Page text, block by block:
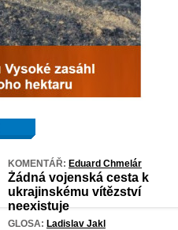
KOMENTÁŘ: Eduard Chmelár
Žádná vojenská cesta k
ukrajinskému vítězství
neexistuje
GLOSA: Ladislav Jakl